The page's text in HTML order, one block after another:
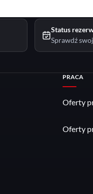
Status
Sprawdź
PRACA
Oferty
Oferty